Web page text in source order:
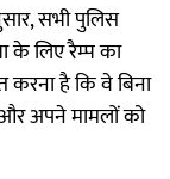
सभी पुलिस
के लिए रैम्प का
करना है कि वे बिना
अपने मामलों को